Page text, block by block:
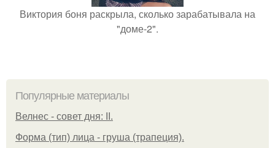
Виктория боня раскрыла, сколько зарабатывала на
"доме-2".
Популярные материалы
Велнес - совет дня: II.
Форма (тип) лица - груша (трапеция).